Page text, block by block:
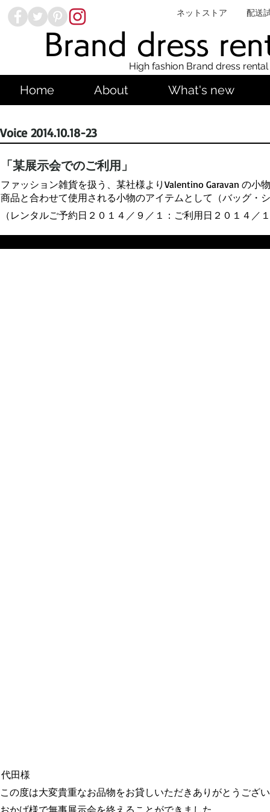
ネットストア 配送
Brand dress
High fashion Brand dress
Home About What's new
Voice 2014.10.18-23
「某展示会でのご利用」
ファッション雑貨を扱う、某社様よりValentino Garavan の
商品と合わせて使用される小物のアイテムとして（バッグ
（レンタルご予約日２０１４／９／１：ご利用日２０１４／
代田様
この度は大変貴重なお品物をお貸しいただきありがとうござ
おかげ様で無事展示会を終えることができました。